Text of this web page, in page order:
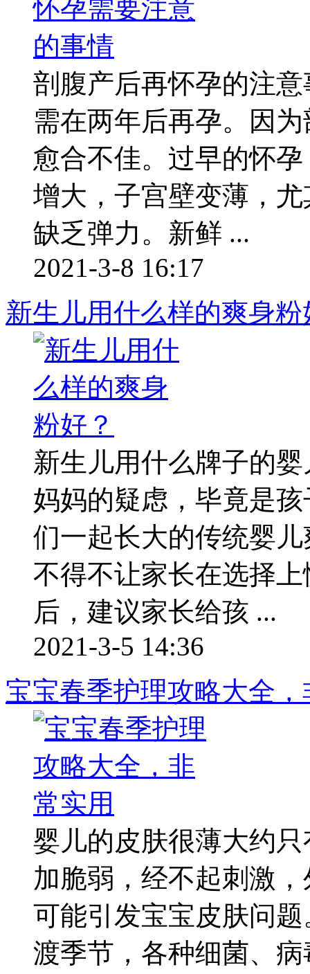
剖腹产后再怀孕的注
需在两年后再孕。因
愈合不佳。过早的怀
增大，子宫壁变薄，
缺乏弹力。新鲜 ...
2021-3-8 16:17
新生儿用什么样的爽身粉
新生儿用什么牌子的
妈妈的疑虑，毕竟是
们一起长大的传统婴
不得不让家长在选择
后，建议家长给孩 ...
2021-3-5 14:36
宝宝春季护理攻略大全
婴儿的皮肤很薄大约
加脆弱，经不起刺激
可能引发宝宝皮肤问
渡季节，各种细菌、